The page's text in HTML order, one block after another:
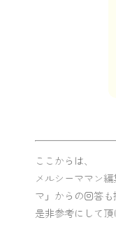
ここからは、
メルシーママン
マ」からの回答も
是非参考にして頂